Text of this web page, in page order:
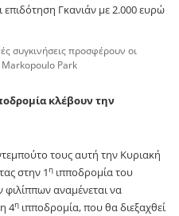
συγκινήσεις προσφέρουν οι
Markopoulo Park
κλέβουν την
τους αυτή την Κυριακή
στην 1η ιπποδρομία του
αναμένεται να
4η ιπποδρομία, που θα διεξαχθεί